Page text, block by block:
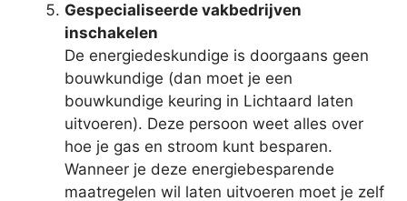
Gespecialiseerde vakbedrijven
inschakelen
De energiedeskundige is doorgaans geen
bouwkundige (dan moet je een
bouwkundige keuring in Lichtaard laten
uitvoeren). Deze persoon weet alles over
hoe je gas en stroom kunt besparen.
Wanneer je deze energiebesparende
maatregelen wil laten uitvoeren moet je zelf